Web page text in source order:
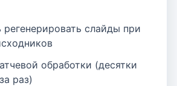
слайды при
обработки (десятки
раз)